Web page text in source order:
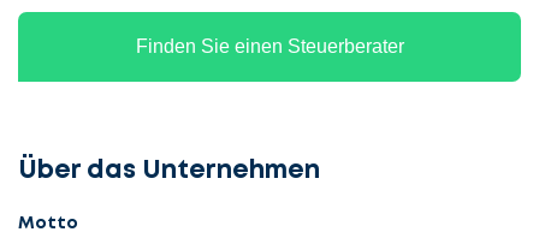
Finden Sie einen Steuerberater
Über das Unternehmen
Motto